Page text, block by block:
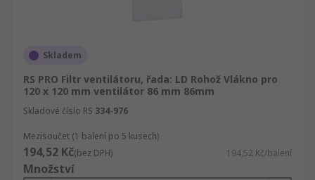
Skladem
RS PRO Filtr ventilátoru, řada: LD Rohož Vlákno pro
120 x 120 mm ventilátor 86 mm 86mm
Skladové číslo RS 334-976
Mezisoučet (1 balení po 5 kusech)
194,52 Kč(bez DPH) 194,52 Kč/balení
Množství